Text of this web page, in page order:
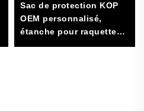
Sac de protection KOP
OEM personnalisé,
étanche pour raquettes
de pickleball, en